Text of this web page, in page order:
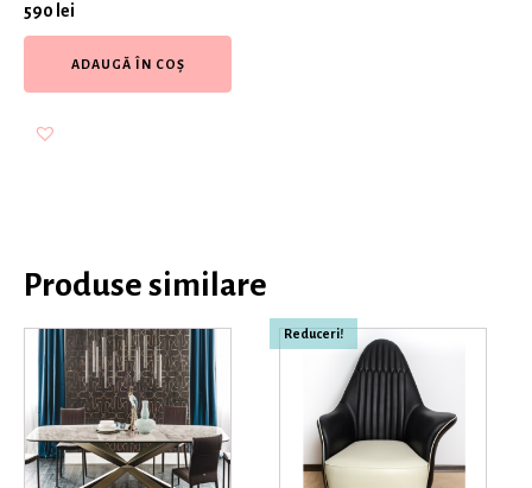
590 lei
ADAUGĂ ÎN COȘ
Produse similare
Reduceri!